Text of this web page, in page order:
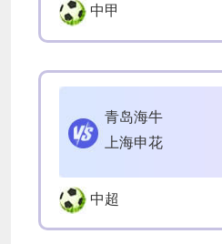
中甲
青岛海牛
上海申花
中超